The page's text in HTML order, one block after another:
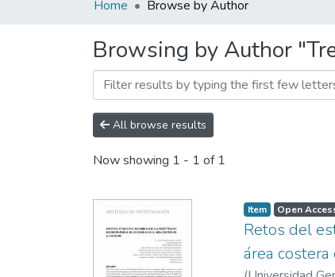
Home Browse by Author
Browsing by Author
All browse results
Now showing 1 - 1 of 1
Item Open
Retos del
área